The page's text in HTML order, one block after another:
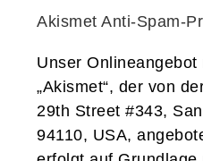
Akismet Anti-Spam-
Unser
„Akismet“, der von
29th Street #343,
94110, USA,